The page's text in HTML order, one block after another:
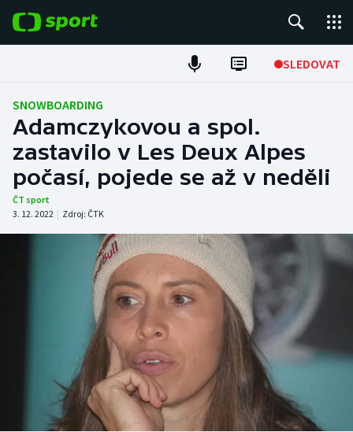
SLEDOVAT
Fotbal
Hokej
Tenis
Atletika
DALŠÍ SPORTY
Americký fotbal
Baseball a softbal
Basketbal
NEPŘEHLÉDNĚTE
Historické návraty
SNOWBOARDING
Adamczykovou a spol.
zastavilo v Les Deux Alpes
počasí, pojede se až v neděli
ČT sport
3. 12. 2022 | Zdroj: ČTK